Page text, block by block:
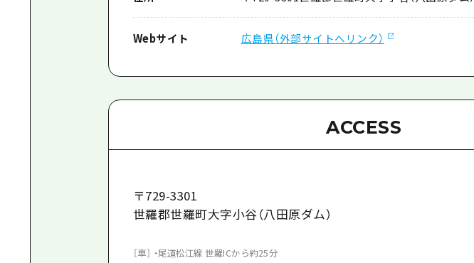
Webサイト 広島県（外部サイトへリンク）
ACCESS
〒729-3301
世羅郡世羅町大字小谷（八田原ダム）
［車］ ・尾道松江線 世羅ICから約25分